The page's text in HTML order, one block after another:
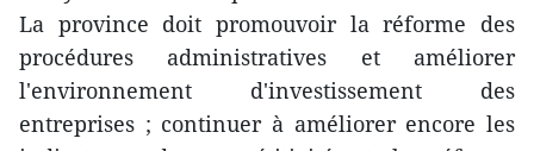
La province doit promouvoir la réforme des
procédures administratives et améliorer
l'environnement d'investissement des
entreprises ; continuer à améliorer encore les